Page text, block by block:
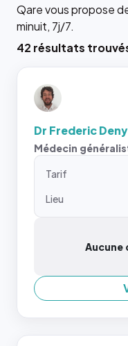
Qare vous propose
minuit, 7j/7.
42 résultats
Dr Frederic
Médecin
Tarif
Lieu
Aucune